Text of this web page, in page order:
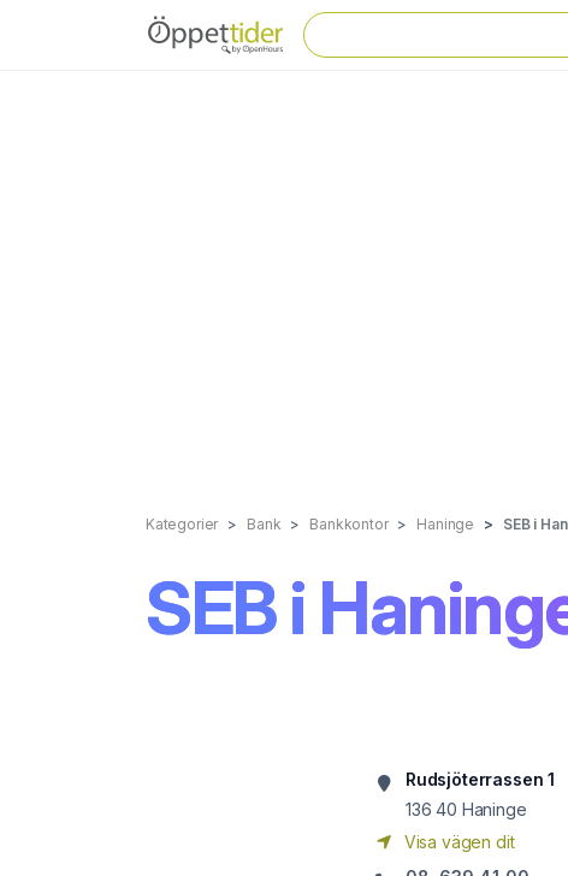
Kategorier Bank Bankkontor Haninge SEB i
SEB i
Rudsjöterrassen 1
136 40 Haninge
Visa vägen dit